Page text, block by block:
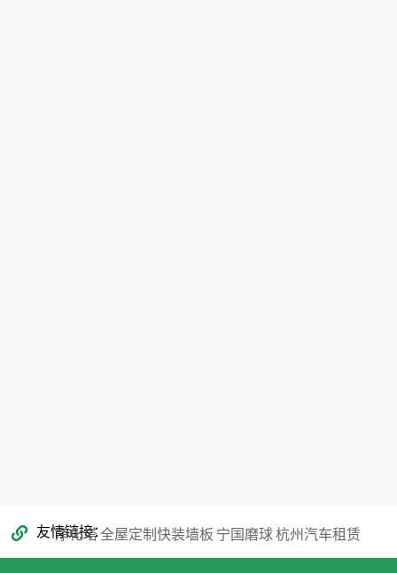
友情链接
净化塔全屋定制快装墙板 宁国磨球杭州汽车租赁